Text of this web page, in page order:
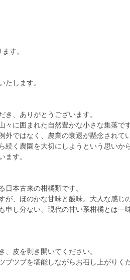
す。
たします。
き、ありがとうございます。
に囲まれた自然豊かな小さな集落です
ではなく、農業の衰退が懸念されてい
続く農園を大切にしようという思いか
ます。
本古来の柑橘類です。
が、ほのかな甘味と酸味。大人な感じ
申し分ない、現代の甘い系柑橘とは一
皮を剥き開いてください。
ツブを堪能しながらお召し上がりくだ